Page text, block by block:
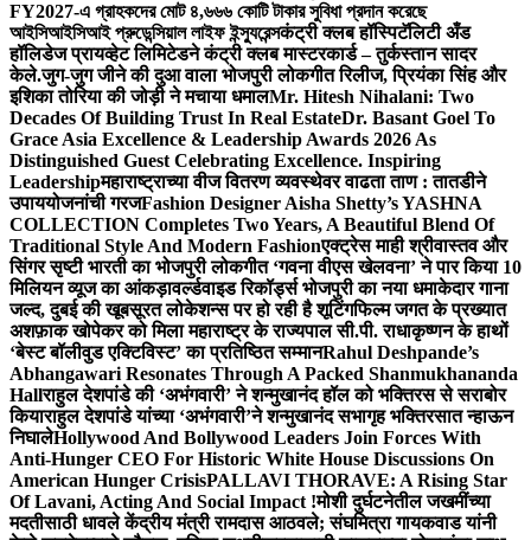
FY2027-এ গ্রাহকদের মোট ৪,৬৬৬ কোটি টাকার সুবিধা প্রদান করেছে
আইসিআইসিআই প্রুডেন্সিয়াল লাইফ ইন্স্যুরেন্সकंट्री क्लब हॉस्पिटॅलिटी अँड
हॉलिडेज प्रायव्हेट लिमिटेडने कंट्री क्लब मास्टरकार्ड – तुर्कस्तान सादर
केले.जुग-जुग जीने की दुआ वाला भोजपुरी लोकगीत रिलीज, प्रियंका सिंह और
इशिका तोरिया की जोड़ी ने मचाया धमालMr. Hitesh Nihalani: Two
Decades Of Building Trust In Real EstateDr. Basant Goel To
Grace Asia Excellence & Leadership Awards 2026 As
Distinguished Guest Celebrating Excellence. Inspiring
Leadershipमहाराष्ट्राच्या वीज वितरण व्यवस्थेवर वाढता ताण : तातडीने
उपाययोजनांची गरजFashion Designer Aisha Shetty’s YASHNA
COLLECTION Completes Two Years, A Beautiful Blend Of
Traditional Style And Modern Fashionएक्ट्रेस माही श्रीवास्तव और
सिंगर सृष्टी भारती का भोजपुरी लोकगीत ‘गवना वीएस खेलवना’ ने पार किया 10
मिलियन व्यूज का आंकड़ावर्ल्डवाइड रिकॉर्ड्स भोजपुरी का नया धमाकेदार गाना
जल्द, दुबई की खूबसूरत लोकेशन्स पर हो रही है शूटिंगफिल्म जगत के प्रख्यात
अशफ़ाक खोपेकर को मिला महाराष्ट्र के राज्यपाल सी.पी. राधाकृष्णन के हाथों
‘बेस्ट बॉलीवुड एक्टिविस्ट’ का प्रतिष्ठित सम्मानRahul Deshpande’s
Abhangawari Resonates Through A Packed Shanmukhananda
Hallराहुल देशपांडे की ‘अभंगवारी’ ने शन्मुखानंद हॉल को भक्तिरस से सराबोर
कियाराहुल देशपांडे यांच्या ‘अभंगवारी’ने शन्मुखानंद सभागृह भक्तिरसात न्हाऊन
निघालेHollywood And Bollywood Leaders Join Forces With
Anti-Hunger CEO For Historic White House Discussions On
American Hunger CrisisPALLAVI THORAVE: A Rising Star
Of Lavani, Acting And Social Impact !मोशी दुर्घटनेतील जखमींच्या
मदतीसाठी धावले केंद्रीय मंत्री रामदास आठवले; संघमित्रा गायकवाड यांनी